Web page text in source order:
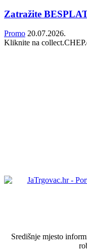
Zatražite
Promo 20.07.2026.
Kliknite na
Središnje mjesto